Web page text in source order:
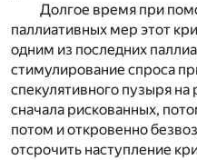
Долгое время при
паллиативных мер этот
одним из последних
стимулирование спроса
спекулятивного пузыря
сначала рискованных,
потом и откровенно
отсрочить наступление